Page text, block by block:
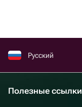
Русский
Полезные ссылки